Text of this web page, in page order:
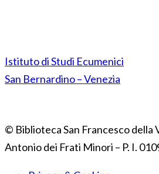
Istituto di Studi Ecumenici
San Bernardino – Venezia
© Biblioteca San Francesco della
Antonio dei Frati Minori – P. I.